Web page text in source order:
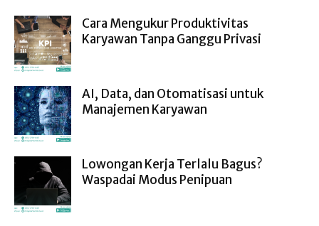
Cara Mengukur Produktivitas
Karyawan Tanpa Ganggu Privasi
AI, Data, dan Otomatisasi untuk
Manajemen Karyawan
Lowongan Kerja Terlalu Bagus?
Waspadai Modus Penipuan